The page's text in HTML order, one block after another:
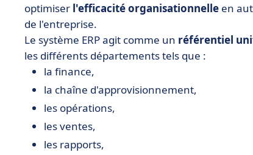
optimiser l'efficacité organisationnelle en
de l'entreprise.
Le système ERP agit comme un référentiel
les différents départements tels que :
la finance,
la chaîne d'approvisionnement,
les opérations,
les ventes,
les rapports,